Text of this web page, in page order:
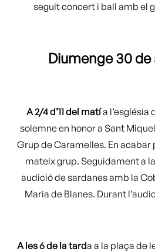
seguit concert i ball amb el
Diumenge 30
A 2/4 d’11 del matía l’església
solemne en honor a Sant
Grup de Caramelles. En
mateix grup. Seguidament a
audició de sardanes amb la
Maria de Blanes. Durant
A les 6 de la tarda a la plaça de